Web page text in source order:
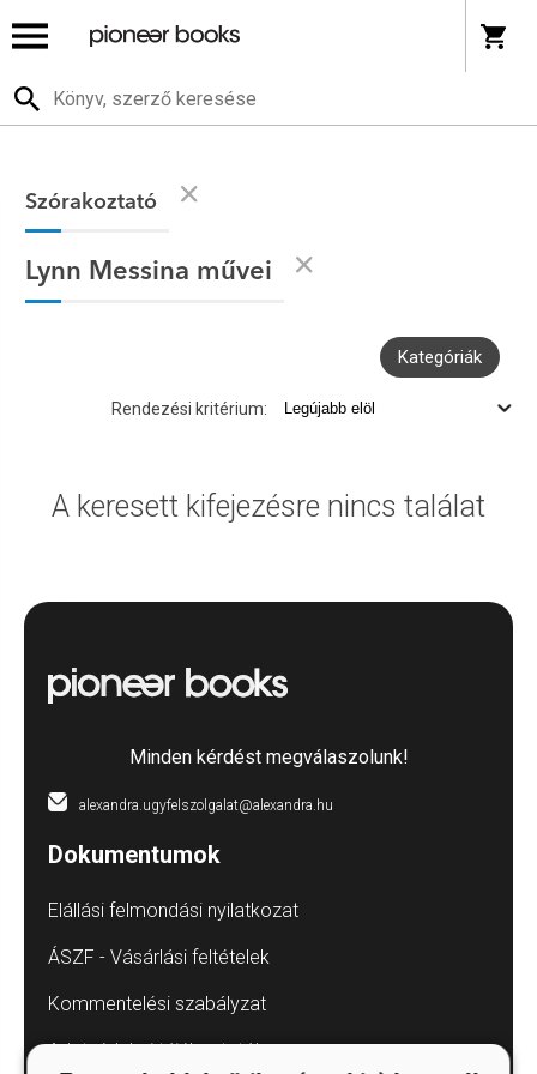
Szórakoztató
Lynn Messina művei
Kategóriák
Rendezési kritérium:
A keresett kifejezésre nincs találat
Minden kérdést megválaszolunk!
alexandra.ugyfelszolgalat@alexandra.hu
Dokumentumok
Elállási felmondási nyilatkozat
ÁSZF - Vásárlási feltételek
Kommentelési szabályzat
Adatvédelmi tájékoztatók